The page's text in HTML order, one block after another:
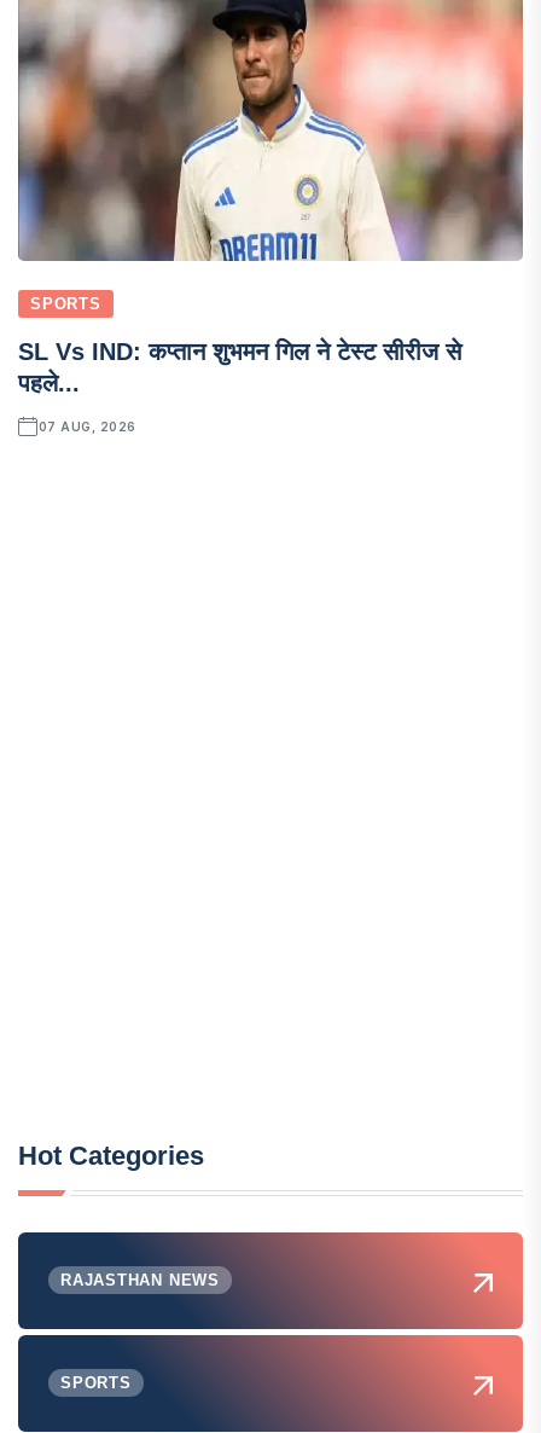
SPORTS
SL Vs IND: कप्तान शुभमन गिल ने टेस्ट सीरीज से
पहले...
07 AUG, 2026
Hot Categories
RAJASTHAN NEWS
SPORTS